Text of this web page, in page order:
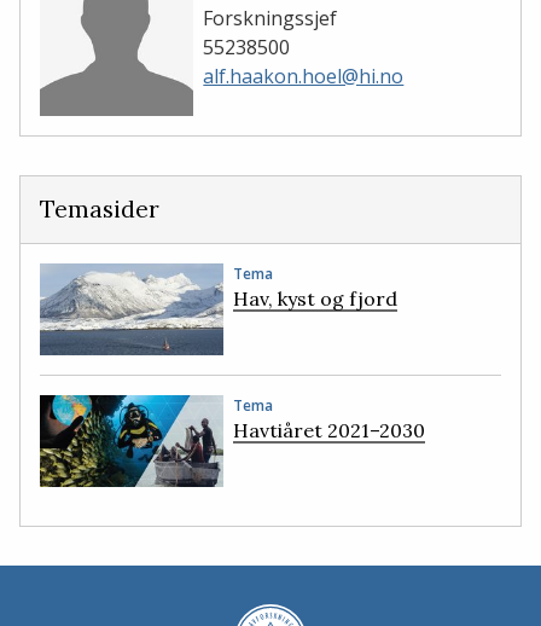
Forskningssjef
55238500
alf.haakon.hoel@hi.no
Temasider
Tema
Hav, kyst og fjord
Tema
Havtiåret 2021–2030